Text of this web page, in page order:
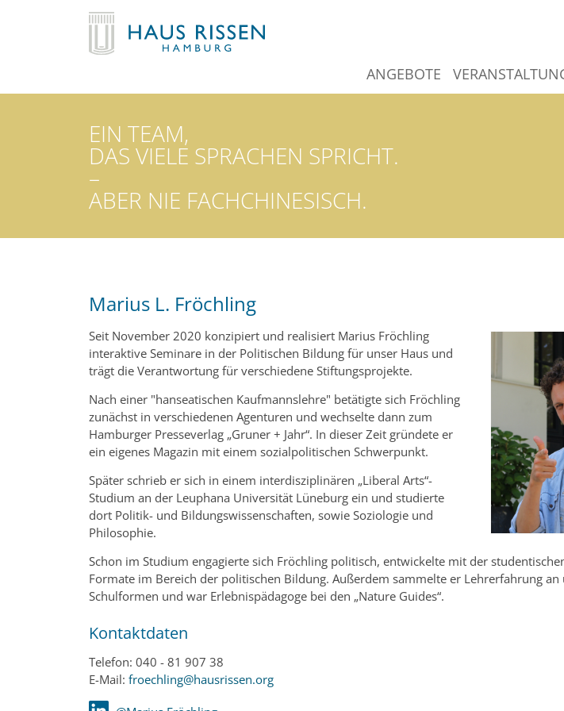
ANGEBOTE
EIN TEAM,
DAS VIELE SPRACHEN SPRICHT.
–
ABER NIE FACHCHINESISCH.
Marius L. Fröchling
Seit November 2020 konzipiert und realisiert Marius Fröchling
interaktive Seminare in der Politischen Bildung für unser Haus und
trägt die Verantwortung für verschiedene Stiftungsprojekte.
Nach einer "hanseatischen Kaufmannslehre" betätigte sich Fröchling
zunächst in verschiedenen Agenturen und wechselte dann zum
Hamburger Presseverlag „Gruner + Jahr“. In dieser Zeit gründete er
ein eigenes Magazin mit einem sozialpolitischen Schwerpunkt.
Später schrieb er sich in einem interdisziplinären „Liberal Arts“-
Studium an der Leuphana Universität Lüneburg ein und studierte
dort Politik- und Bildungswissenschaften, sowie Soziologie und
Philosophie.
Schon im Studium engagierte sich Fröchling politisch, entwickelte mit der
Formate im Bereich der politischen Bildung. Außerdem sammelte er Lehrerfahrung an
Schulformen und war Erlebnispädagoge bei den „Nature Guides“.
Kontaktdaten
Telefon: 040 - 81 907 38
E-Mail: froechling@hausrissen.org